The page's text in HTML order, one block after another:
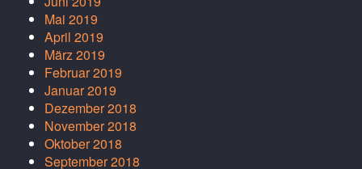
Mai 2019
April 2019
März 2019
Februar 2019
Januar 2019
Dezember 2018
November 2018
Oktober 2018
September 2018